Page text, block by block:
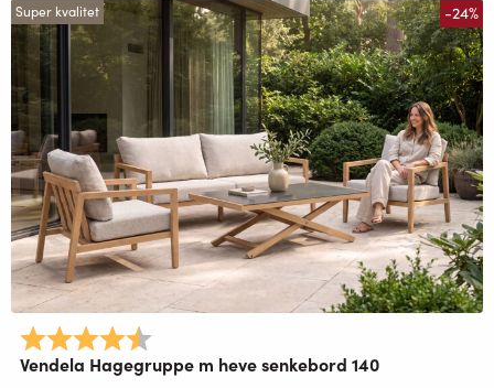
Super kvalitet -24%
Karakter:
Vendela Hagegruppe m heve senkebord 140